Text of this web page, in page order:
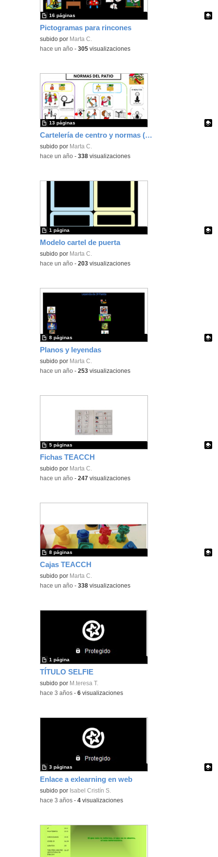
Pictogramas para rincones
Contenido educativo.
subido por Marta C.
16 páginas
-hace un año -305 visualizaciones
Cartelería de centro y normas (pictogramas)
Contenido educativo.
subido por Marta C.
13 páginas
-hace un año -338 visualizaciones
Modelo cartel de puerta
Contenido educativo.
subido por Marta C.
1 página
-hace un año -203 visualizaciones
Planos y leyendas
Contenido educativo.
subido por Marta C.
8 páginas
-hace un año -253 visualizaciones
Fichas TEACCH
Contenido educativo.
subido por Marta C.
5 páginas
-hace un año -247 visualizaciones
Cajas TEACCH
Contenido educativo.
subido por Marta C.
8 páginas
-hace un año -338 visualizaciones
TÍTULO SELFIE
subido por M.teresa T.
1 página
-hace 3 años -6 visualizaciones
Enlace a exlearning en web
Contenido educativo.
subido por Isabel Cristín S.
3 páginas
-hace 3 años -4 visualizaciones